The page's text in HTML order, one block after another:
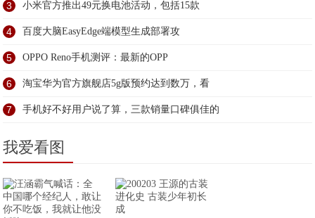
3 小米官方推出49元换电池活动，包括15款
4 百度大脑EasyEdge端模型生成部署攻
5 OPPO Reno手机测评：最新的OPP
6 淘宝华为官方旗舰店5g版预约达到数万，看
7 手机好不好用户说了算，三款销量口碑俱佳的
我爱看图